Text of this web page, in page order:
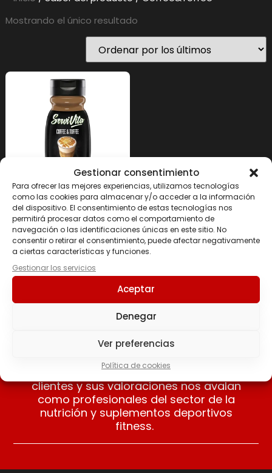
Gestionar consentimiento
Para ofrecer las mejores experiencias, utilizamos tecnologías
como las cookies para almacenar y/o acceder a la información
del dispositivo. El consentimiento de estas tecnologías nos
permitirá procesar datos como el comportamiento de
navegación o las identificaciones únicas en este sitio. No
consentir o retirar el consentimiento, puede afectar negativamente
a ciertas características y funciones.
Gestionar los servicios
Aceptar
Denegar
Ver preferencias
Política de cookies
Mostrando el único resultado
SALSA ZERO 320 ML
Coffee&Toffee
SERVIVITA
3.90€
Añadir al carrito
Nuestros clientes opinan
Apreciamos las opiniones de nuestros
clientes y sus valoraciones nos avalan
como profesionales del sector de la
nutrición y suplementos deportivos
fitness.